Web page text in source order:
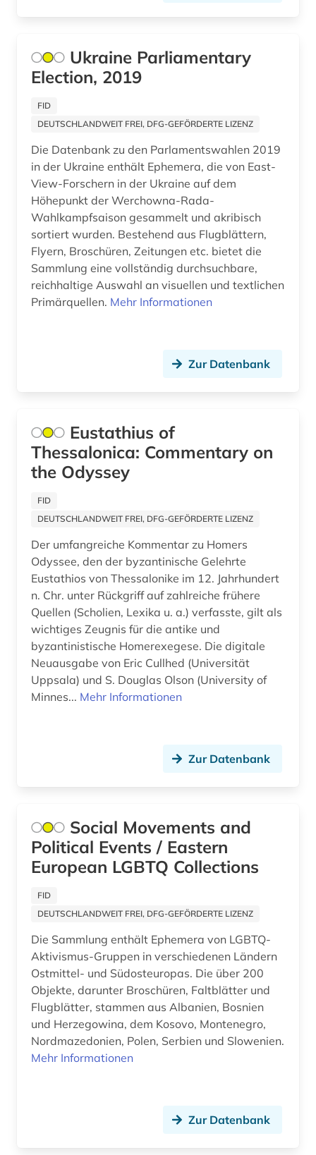
alter druck (2)
alter orient (7)
alternative (5)
alternative medizin (2)
alternativmedizin (1)
altersmedizin (1)
alterssoziologie (1)
altertumswissenschaft (35)
altes buch (17)
altes testament (12)
altes testament lateinisch (1)
altes ägypten (5)
altfinnisch (1)
altfranzösisch (8)
altfäröisch (1)
altgermanistik (5)
altgriechisch (4)
altkanaanäisch (1)
altkarte (1)
altlastensanierung (1)
altlastsanierung (3)
altniederländisch (2)
altnordisch (6)
altnorwegisch (1)
altokzitanisch (3)
Ukraine Parliamentary
Election, 2019
FID
DEUTSCHLANDWEIT FREI, DFG-GEFÖRDERTE LIZENZ
Die Datenbank zu den Parlamentswahlen 2019
in der Ukraine enthält Ephemera, die von East-
View-Forschern in der Ukraine auf dem
Höhepunkt der Werchowna-Rada-
Wahlkampfsaison gesammelt und akribisch
sortiert wurden. Bestehend aus Flugblättern,
Flyern, Broschüren, Zeitungen etc. bietet die
Sammlung eine vollständig durchsuchbare,
reichhaltige Auswahl an visuellen und textlichen
Primärquellen. Mehr Informationen
Zur Datenbank
Eustathius of
Thessalonica: Commentary on
the Odyssey
FID
DEUTSCHLANDWEIT FREI, DFG-GEFÖRDERTE LIZENZ
Der umfangreiche Kommentar zu Homers
Odyssee, den der byzantinische Gelehrte
Eustathios von Thessalonike im 12. Jahrhundert
n. Chr. unter Rückgriff auf zahlreiche frühere
Quellen (Scholien, Lexika u. a.) verfasste, gilt als
wichtiges Zeugnis für die antike und
byzantinistische Homerexegese. Die digitale
Neuausgabe von Eric Cullhed (Universität
Uppsala) und S. Douglas Olson (University of
Minnes... Mehr Informationen
Zur Datenbank
Social Movements and
Political Events / Eastern
European LGBTQ Collections
FID
DEUTSCHLANDWEIT FREI, DFG-GEFÖRDERTE LIZENZ
Die Sammlung enthält Ephemera von LGBTQ-
Aktivismus-Gruppen in verschiedenen Ländern
Ostmittel- und Südosteuropas. Die über 200
Objekte, darunter Broschüren, Faltblätter und
Flugblätter, stammen aus Albanien, Bosnien
und Herzegowina, dem Kosovo, Montenegro,
Nordmazedonien, Polen, Serbien und Slowenien.
Mehr Informationen
Zur Datenbank